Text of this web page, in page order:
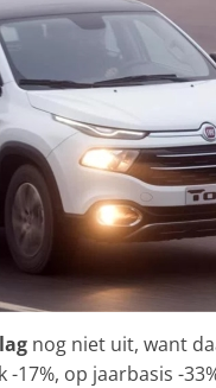
nog niet uit, want
-17%, op jaarbasis -